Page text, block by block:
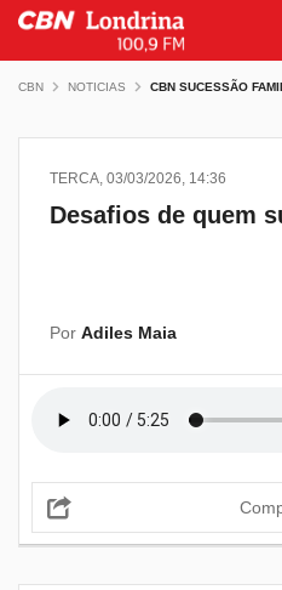
CBN NOTICIAS CBN SUCESSÃO
TERCA, 03/03/2026, 14:36
Desafios de quem
Por Adiles Maia